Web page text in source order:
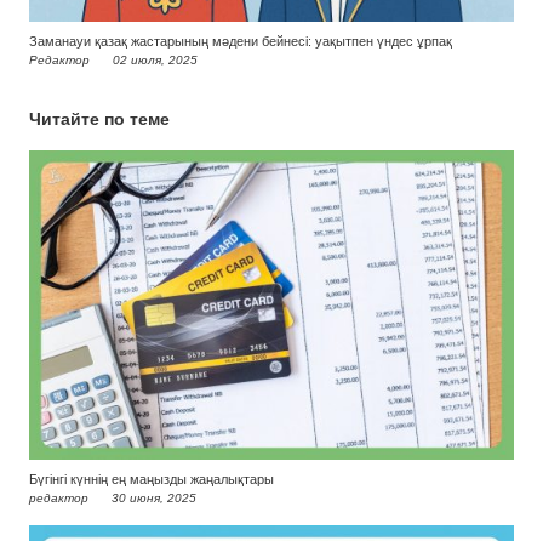
Заманауи қазақ жастарының мәдени бейнесі: уақытпен үндес ұрпақ
Редактор 02 июля, 2025
Читайте по теме
Бүгінгі күннің ең маңызды жаңалықтары
редактор 30 июня, 2025